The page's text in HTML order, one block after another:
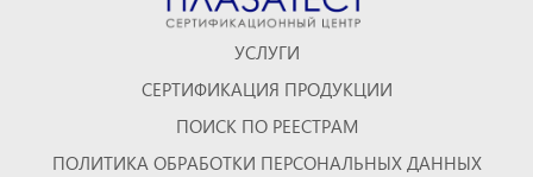
УСЛУГИ
СЕРТИФИКАЦИЯ ПРОДУКЦИИ
ПОИСК ПО РЕЕСТРАМ
ПОЛИТИКА ОБРАБОТКИ ПЕРСОНАЛЬНЫХ ДАННЫХ